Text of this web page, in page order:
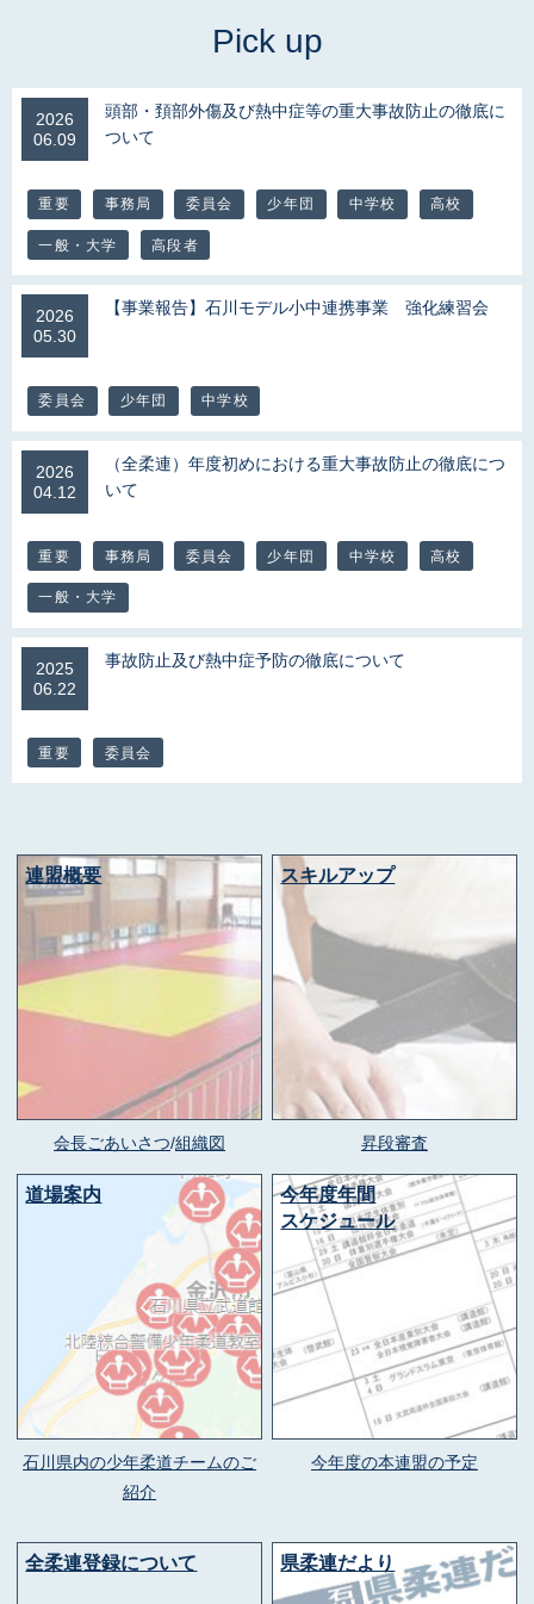
2026
06.09
頭部・頚部外傷及び熱中症等の重大事故防止の徹底に
ついて
重要 事務局 委員会 少年団 中学校 高校
一般・大学 高段者
2026
05.30
【事業報告】石川モデル小中連携事業 強化練習会
委員会 少年団 中学校
2026
04.12
（全柔連）年度初めにおける重大事故防止の徹底につ
いて
重要 事務局 委員会 少年団 中学校 高校
一般・大学
2025
06.22
事故防止及び熱中症予防の徹底について
重要 委員会
連盟概要
会長ごあいさつ/組織図
スキルアップ
昇段審査
道場案内
石川県内の少年柔道チームのご
紹介
今年度年間
スケジュール
今年度の本連盟の予定
全柔連登録について 県柔連だより